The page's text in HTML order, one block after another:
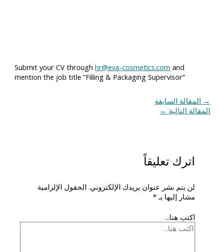
Submit your CV throughhr@eva-cosmetics.com and
mention the job title “Filling & Packaging Supervisor”
→ المقالة السابقة
المقالة التالية ←
اترك تعليقاً
لن يتم نشر عنوان بريدك الإلكتروني. الحقول الإلزامية
مشار إليها بـ*
اكتب هنا...